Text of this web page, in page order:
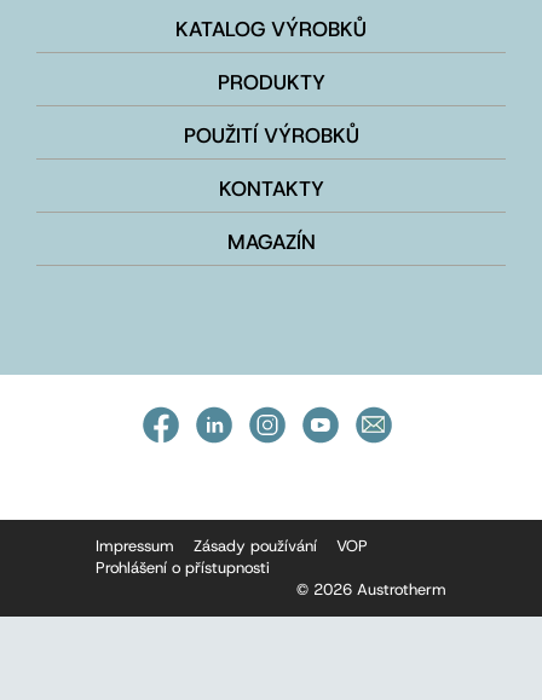
KATALOG VÝROBKŮ
PRODUKTY
POUŽITÍ VÝROBKŮ
KONTAKTY
MAGAZÍN
Impressum Zásady používání
VOP
Prohlášení o přístupnosti
© 2026 Austrotherm